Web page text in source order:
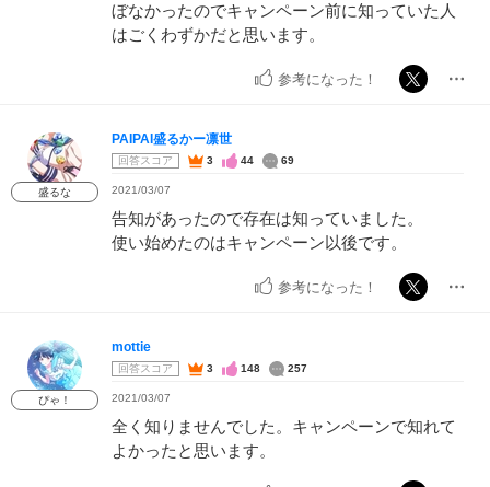
ぼなかったのでキャンペーン前に知っていた人
はごくわずかだと思います。
参考になった！
盛るな
PAIPAI盛るかー凛世
回答スコア 3 44 69
2021/03/07
告知があったので存在は知っていました。
使い始めたのはキャンペーン以後です。
参考になった！
ぴゃ！
mottie
回答スコア 3 148 257
2021/03/07
全く知りませんでした。キャンペーンで知れて
よかったと思います。